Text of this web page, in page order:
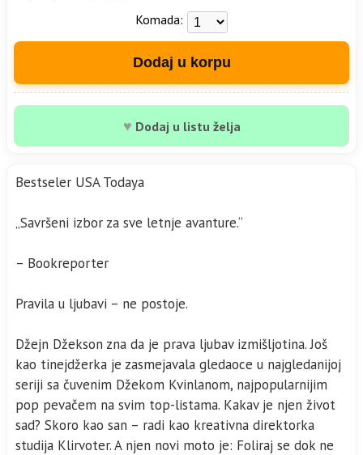
Komada:
Dodaj u korpu
♥ Dodaj u listu želja
Bestseler USA Todaya
„Savršeni izbor za sve letnje avanture.“
– Bookreporter
Pravila u ljubavi – ne postoje.
Džejn Džekson zna da je prava ljubav izmišljotina. Još
kao tinejdžerka je zasmejavala gledaoce u najgledanijoj
seriji sa čuvenim Džekom Kvinlanom, najpopularnijim
pop pevačem na svim top-listama. Kakav je njen život
sad? Skoro kao san – radi kao kreativna direktorka
studija Klirvoter. A njen novi moto je: Foliraj se dok ne